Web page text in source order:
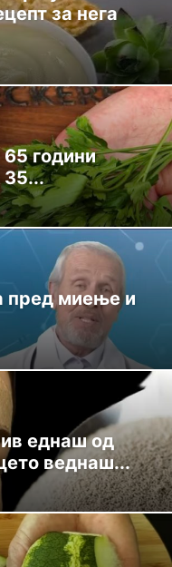
за нега
години
35...
пред миење и
еднаш од
веднаш...